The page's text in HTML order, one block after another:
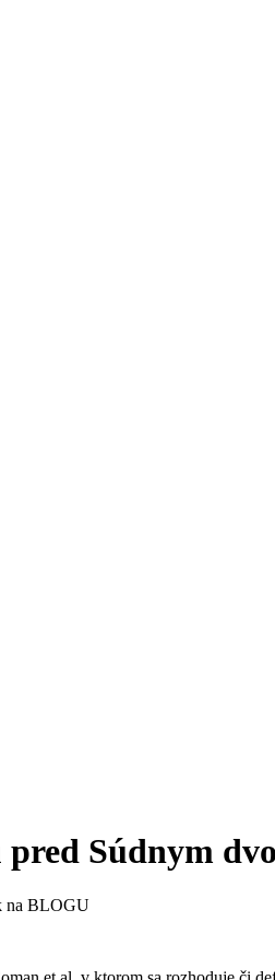
Súdnym
na BLOGU